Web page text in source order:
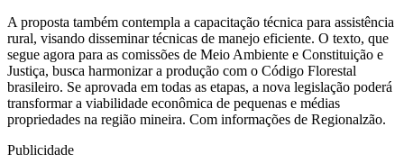
A proposta também contempla a capacitação técnica para assistência
rural, visando disseminar técnicas de manejo eficiente. O texto, que
segue agora para as comissões de Meio Ambiente e Constituição e
Justiça, busca harmonizar a produção com o Código Florestal
brasileiro. Se aprovada em todas as etapas, a nova legislação poderá
transformar a viabilidade econômica de pequenas e médias
propriedades na região mineira. Com informações de Regionalzão.
Publicidade